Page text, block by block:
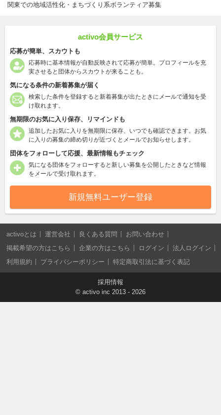
関東での地域活性化・まちづくり系ボランティア募集
activo会員サービス
応募が簡単、スカウトも
応募時に基本情報が自動反映されて応募が簡単。プロフィールを充
実させると団体からスカウトが来ることも。
気になる条件の新着募集が届く
検索した条件を登録すると新着募集が出たときにメールで通知を受
け取れます。
無期限のお気に入り保存、リマインドも
追加したお気に入りを無期限に保存、いつでも確認できます。お気
に入りの募集の締め切りが近づくとメールでお知らせします。
団体をフォローして応援、最新情報もチェック
気になる団体をフォローすると新しい募集を公開したときなど情報
をメールで受け取れます。
新規無料ユーザー登録
activoとは 運営会社 良くある質問
お問い合わせ
掲載希望の方はこちら
企業の方はこちら ログイン
法人ログイン
利用規約
プライバシーポリシー 特定商取引法に基づく表記
採用情報
© activo inc 2013 - 2026